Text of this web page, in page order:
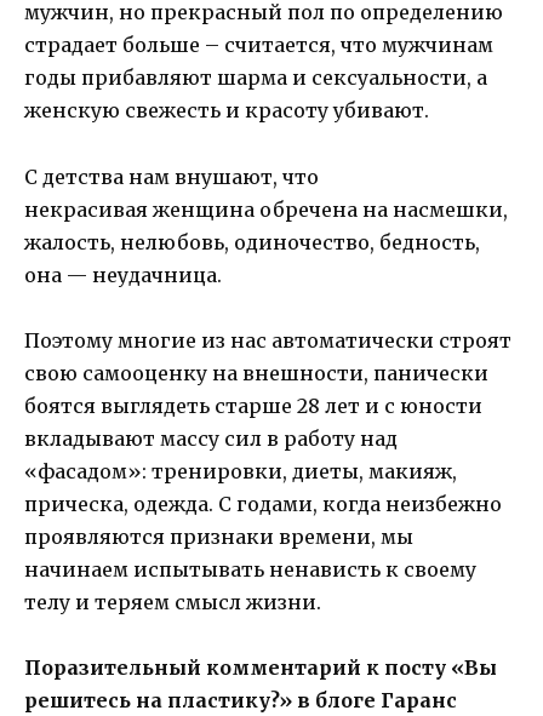
мужчин, но прекрасный пол по определению
страдает больше – считается, что мужчинам
годы прибавляют шарма и сексуальности, а
женскую свежесть и красоту убивают.
С детства нам внушают, что
некрасивая женщина обречена на насмешки,
жалость, нелюбовь, одиночество, бедность,
она — неудачница.
Поэтому многие из нас автоматически строят
свою самооценку на внешности, панически
боятся выглядеть старше 28 лет и с юности
вкладывают массу сил в работу над
«фасадом»: тренировки, диеты, макияж,
прическа, одежда. С годами, когда неизбежно
проявляются признаки времени, мы
начинаем испытывать ненависть к своему
телу и теряем смысл жизни.
Поразительный комментарий к посту «Вы
решитесь на пластику?» в блоге Гаранс